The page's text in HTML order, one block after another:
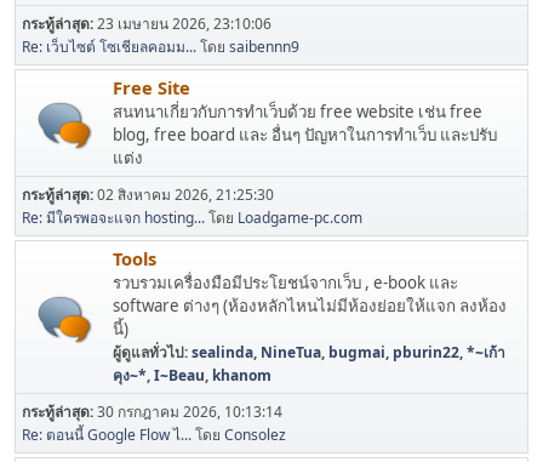
กระทู้ล่าสุด:23 เมษายน 2026, 23:10:06
Re: เว็บไซต์ โซเชียลคอมม...โดย saibennn9
Free Site
สนทนาเกี่ยวกับการทำเว็บด้วย free website เช่น free
blog, free board และ อื่นๆ ปัญหาในการทำเว็บ และปรับ
แต่ง
กระทู้ล่าสุด:02 สิงหาคม 2026, 21:25:30
Re: มีใครพอจะแจก hosting...โดย Loadgame-pc.com
Tools
รวบรวมเครื่องมือมีประโยชน์จากเว็บ , e-book และ
software ต่างๆ (ห้องหลักไหนไม่มีห้องย่อยให้แจก ลงห้อง
นี้)
ผู้ดูแลทั่วไป:sealinda, NineTua, bugmai, pburin22,*~เก้า
คุง~*,I~Beau, khanom
กระทู้ล่าสุด:30 กรกฎาคม 2026, 10:13:14
Re: ตอนนี้ Google Flow ไ...โดย Consolez